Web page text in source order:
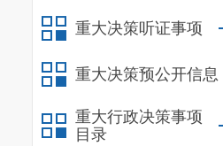
重大决策听证事项
重大决策预公开信息
重大行政决策事项
目录